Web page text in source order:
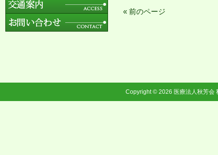
« 前のページ
Copyright © 2026 医療法人秋芳会